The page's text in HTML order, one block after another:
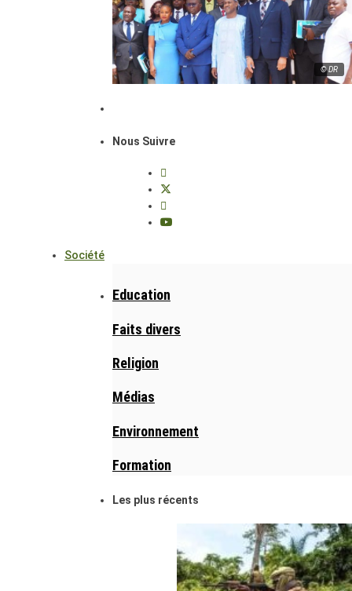
© DR
Nous Suivre
Société
Education
Faits divers
Religion
Médias
Environnement
Formation
Les plus récents